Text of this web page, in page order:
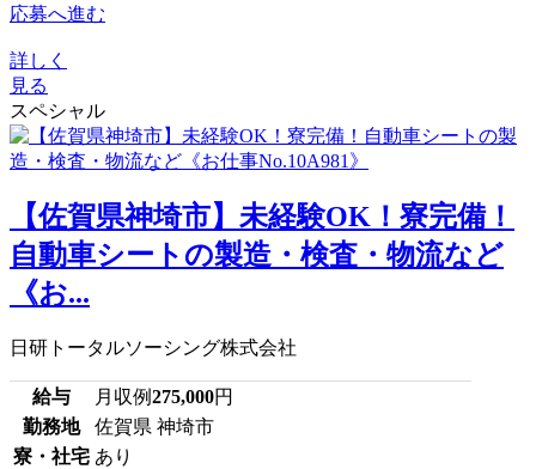
応募へ進む
詳しく
見る
スペシャル
【佐賀県神埼市】未経験OK！寮完備！
自動車シートの製造・検査・物流など
《お...
日研トータルソーシング株式会社
給与 月収例275,000円
勤務地
佐賀県 神埼市
寮・社宅 あり